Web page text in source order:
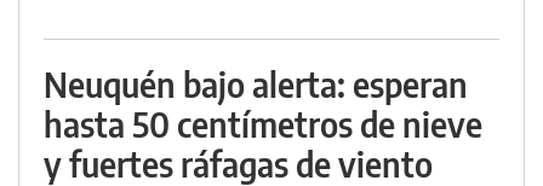
Neuquén bajo alerta: esperan
hasta 50 centímetros de nieve
y fuertes ráfagas de viento